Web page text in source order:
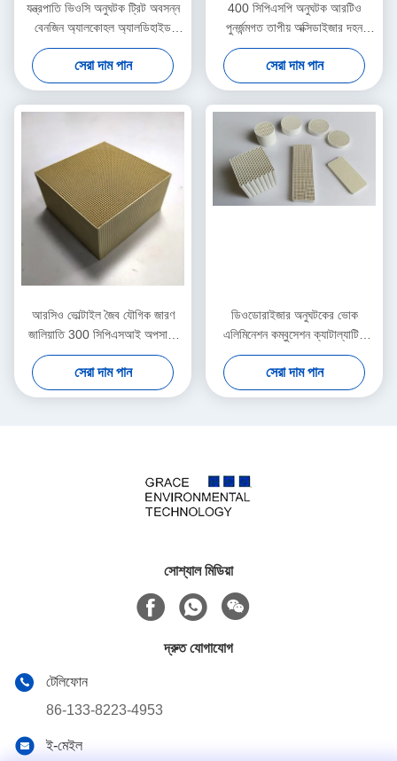
যন্ত্রপাতি ভিওসি অনুঘটক ট্রিট অবসন্ন
বেনজিন অ্যালকোহল অ্যালডিহাইড
অ্যালকেন 100x100x50 মিমি
সেরা দাম পান
400 সিপিএসপি অনুঘটক আরটিও
পুনর্জন্মগত তাপীয় অক্সিডাইজার দহন
চিকিত্সা ছোট ফ্লো
সেরা দাম পান
আরসিও ভোল্টাইল জৈব যৌগিক জারণ
জালিয়াতি 300 সিপিএসআই অপসারণ
শিল্প বর্জ্য গ্যাস
সেরা দাম পান
ডিওডোরাইজার অনুঘটকের ভোক
এলিমিনেশন কম্বুসেশন ক্যাটাল্যাটিক
জারণ পদ্ধতি
সেরা দাম পান
সোশ্যাল মিডিয়া
দ্রুত যোগাযোগ
টেলিফোন
86-133-8223-4953
ই-মেইল